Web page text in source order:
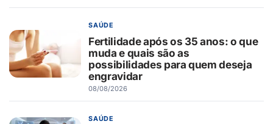
SAÚDE
Fertilidade após os 35 anos: o que
muda e quais são as
possibilidades para quem deseja
engravidar
08/08/2026
SAÚDE